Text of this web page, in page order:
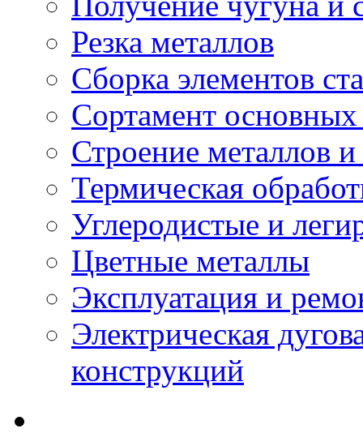
Резка металлов
Сборка элементов
Сортамент
Строение металлов и
Термическая
Углеродистые и
Цветные металлы
Эксплуатация и
Электрическая
конструкций